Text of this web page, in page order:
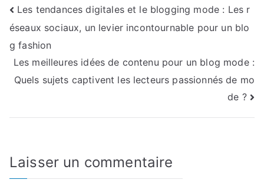
Navigation
de
l’article
Les tendances digitales et le blogging mode : Les r
éseaux sociaux, un levier incontournable pour un blo
g fashion
Les meilleures idées de contenu pour un blog mode :
Quels sujets captivent les lecteurs passionnés de mo
de ?
Laisser un commentaire